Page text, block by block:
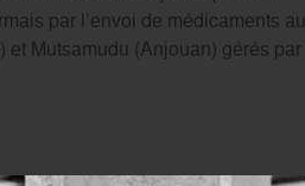
par l’envoi de médicaments au
et Mutsamudu (Anjouan) gérés par